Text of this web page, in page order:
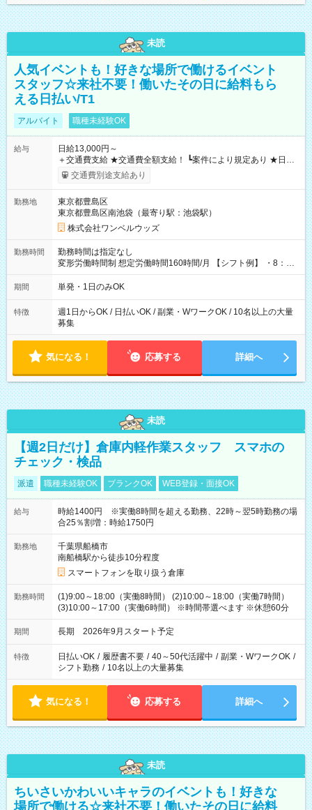
未読
人気イベントも！好きな場所で働けるイベント
スタッフ☆来社不要！働いたその日に給料もら
える日払い/T1
アルバイト 職種未経験OK
給与
日給13,000円～
＋交通費支給 ★交通費全額支給！ ┗案件により規定あり ★日払
いOK！（規定あり） ┗働いたその日に現金GET♪ お仕事後はコ
ンビニATMから 日払い分を引き落とせます！ 【試用期間】試
交通費別途支給あり
勤務地
東京都豊島区
東京都豊島区南池袋（最寄り駅：池袋駅）
株式会社ワンベルウッズ
勤務時間
勤務時間は指定なし
変形労働時間制 想定労働時間160時間/月 【シフト例】 ・8：00
～21：00
期間 単発・1日のみOK
特徴
週1日からOK / 日払いOK / 副業・WワークOK / 10名以上の大量
募集
気になる！ 応募する 詳細へ
未読
【週2日だけ】倉庫内軽作業スタッフ スマホの
チェック・検品
派遣 職種未経験OK ブランクOK WEB登録・面接OK
給与
時給1400円 ※実働8時間を超える勤務、22時～翌5時勤務の場
合25％割増：時給1750円
勤務地
千葉県船橋市
南船橋駅から徒歩10分程度
スマートフォンを取り扱う倉庫
勤務時間
(1)9:00～18:00（実働8時間） (2)10:00～18:00（実働7時間）
(3)10:00～17:00（実働6時間） ※時間帯選べます ※休憩60分
期間 長期 2026年9月スタート予定
特徴 日払いOK / 履歴書不要 / 40～50代活躍中 / 副業・WワークOK /
シフト勤務 / 10名以上の大量募集
気になる！ 応募する 詳細へ
未読
ちいさいかわいいキャラのイベントも！好きな
場所で働ける☆来社不要！働いたその日に給料